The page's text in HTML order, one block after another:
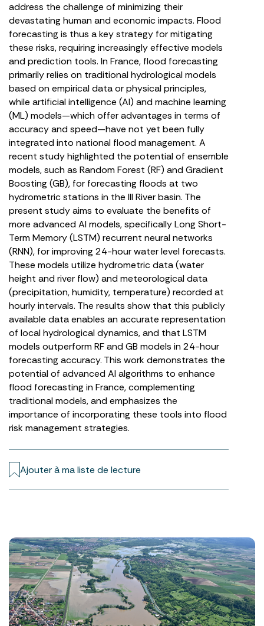
address the challenge of minimizing their
devastating human and economic impacts. Flood
forecasting is thus a key strategy for mitigating
these risks, requiring increasingly effective models
and prediction tools. In France, flood forecasting
primarily relies on traditional hydrological models
based on empirical data or physical principles,
while artificial intelligence (AI) and machine learning
(ML) models—which offer advantages in terms of
accuracy and speed—have not yet been fully
integrated into national flood management. A
recent study highlighted the potential of ensemble
models, such as Random Forest (RF) and Gradient
Boosting (GB), for forecasting floods at two
hydrometric stations in the Ill River basin. The
present study aims to evaluate the benefits of
more advanced AI models, specifically Long Short-
Term Memory (LSTM) recurrent neural networks
(RNN), for improving 24-hour water level forecasts.
These models utilize hydrometric data (water
height and river flow) and meteorological data
(precipitation, humidity, temperature) recorded at
hourly intervals. The results show that this publicly
available data enables an accurate representation
of local hydrological dynamics, and that LSTM
models outperform RF and GB models in 24-hour
forecasting accuracy. This work demonstrates the
potential of advanced AI algorithms to enhance
flood forecasting in France, complementing
traditional models, and emphasizes the
importance of incorporating these tools into flood
risk management strategies.
Ajouter à ma liste de lecture